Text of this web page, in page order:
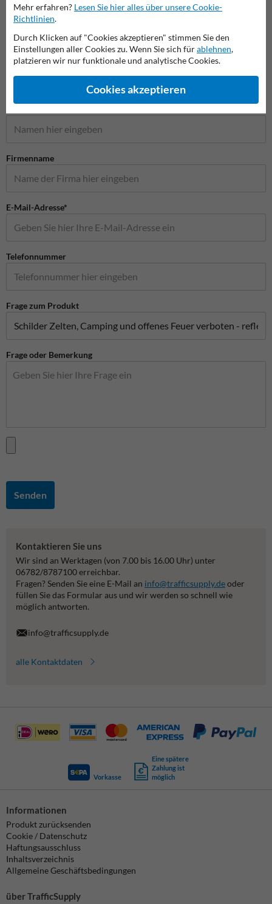
Schilder
Stellen Sie Ihre Frage an Verkehrsschildkaufen.de
Firmenname
E-Mail-Adresse*
Telefonnummer
Frage zum Produkt
Frage oder Bemerkung
Senden
Kontaktieren Sie uns
Wir sind an Werktagen (von 7.00 bis 16.00 Uhr) unter
06782/8787100 erreichbar.
Fragen? Senden Sie eine E-Mail an info@trafficsupply.deoder
füllen Sie das Formular aus und wir werden so schnell wie
möglich antworten.
info@trafficsupply.de
alle Kontaktdaten
Vorkasse
Eine spätere
Zahlung ist
möglich
Informationen
Produkt zurücksenden
Cookie / Datenschutz
Haftungsausschluss
Inhaltsverzeichnis
Allgemeine Geschäftsbedingungen
über TrafficSupply
Mehr erfahren? Lesen Sie hier alles über unsere Cookie-
Richtlinien.
Durch Klicken auf "Cookies akzeptieren" stimmen Sie den
Einstellungen aller Cookies zu. Wenn Sie sich fürablehnen,
platzieren wir nur funktionale und analytische Cookies.
Cookies akzeptieren